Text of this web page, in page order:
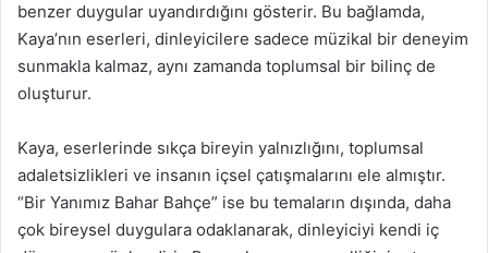
benzer duygular uyandırdığını gösterir. Bu bağlamda,
Kaya’nın eserleri, dinleyicilere sadece müzikal bir deneyim
sunmakla kalmaz, aynı zamanda toplumsal bir bilinç de
oluşturur.
Kaya, eserlerinde sıkça bireyin yalnızlığını, toplumsal
adaletsizlikleri ve insanın içsel çatışmalarını ele almıştır.
“Bir Yanımız Bahar Bahçe” ise bu temaların dışında, daha
çok bireysel duygulara odaklanarak, dinleyiciyi kendi iç